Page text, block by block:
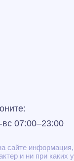
07:00–23:00
сайте
и ни при каких